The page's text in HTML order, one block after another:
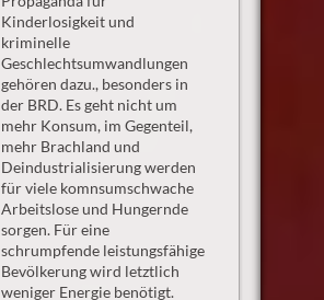
Kinderlosigkeit und
kriminelle
Geschlechtsumwandlungen
gehören dazu., besonders in
der BRD. Es geht nicht um
mehr Konsum, im Gegenteil,
mehr Brachland und
Deindustrialisierung werden
für viele komnsumschwache
Arbeitslose und Hungernde
sorgen. Für eine
schrumpfende leistungsfähige
Bevölkerung wird letztlich
weniger Energie benötigt.